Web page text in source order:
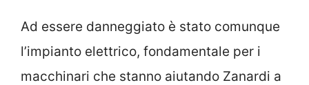
Ad essere danneggiato è stato comunque
l’impianto elettrico, fondamentale per i
macchinari che stanno aiutando Zanardi a